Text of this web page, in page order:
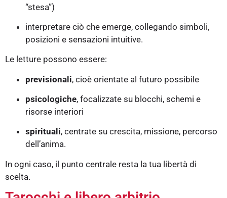
“stesa”)
interpretare ciò che emerge, collegando simboli,
posizioni e sensazioni intuitive.
Le letture possono essere:
previsionali, cioè orientate al futuro possibile
psicologiche, focalizzate su blocchi, schemi e
risorse interiori
spirituali, centrate su crescita, missione, percorso
dell’anima.
In ogni caso, il punto centrale resta la tua libertà di
scelta.